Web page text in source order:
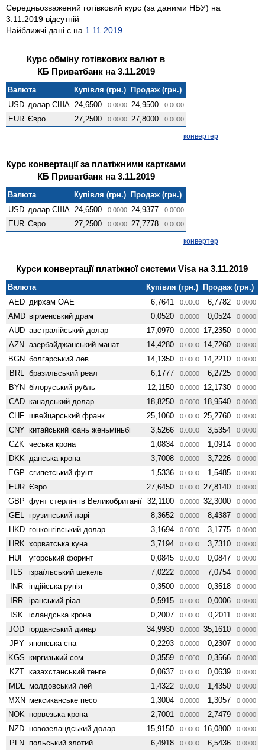
Середньозважений готівковий курс (за даними НБУ) на
3.11.2019 відсутній
Найближчі дані є на 1.11.2019
Курс обміну готівкових валют в
КБ Приватбанк на 3.11.2019
Валюта Купівля (грн.) Продаж (грн.)
USD долар США 24,6500 0.0000 24,9500 0.0000
EUR Євро 27,2500 0.0000 27,8000 0.0000
конвертер
Курс конвертації за платіжними картками
КБ Приватбанк на 3.11.2019
Валюта Купівля (грн.) Продаж (грн.)
USD долар США 24,6500 0.0000 24,9377 0.0000
EUR Євро 27,2500 0.0000 27,7778 0.0000
конвертер
Курси конвертації платіжної системи Visa на 3.11.2019
Валюта Купівля (грн.) Продаж (грн.)
AED дирхам ОАЕ 6,7641 0.0000 6,7782 0.0000
AMD вiрменський драм 0,0520 0.0000 0,0524 0.0000
AUD австралійський долар 17,0970 0.0000 17,2350 0.0000
AZN азербайджанський манат 14,4280 0.0000 14,7260 0.0000
BGN болгарський лев 14,1350 0.0000 14,2210 0.0000
BRL бразильський реал 6,1777 0.0000 6,2725 0.0000
BYN білоруський рубль 12,1150 0.0000 12,1730 0.0000
CAD канадський долар 18,8250 0.0000 18,9540 0.0000
CHF швейцарський франк 25,1060 0.0000 25,2760 0.0000
CNY китайський юань женьмiньбi 3,5266 0.0000 3,5354 0.0000
CZK чеська крона 1,0834 0.0000 1,0914 0.0000
DKK данська крона 3,7008 0.0000 3,7226 0.0000
EGP єгипетський фунт 1,5336 0.0000 1,5485 0.0000
EUR Євро 27,6450 0.0000 27,8140 0.0000
GBP фунт стерлінгів Велико­британії 32,1100 0.0000 32,3000 0.0000
GEL грузинський ларі 8,3652 0.0000 8,4387 0.0000
HKD гонконгівський долар 3,1694 0.0000 3,1775 0.0000
HRK хорватська куна 3,7194 0.0000 3,7310 0.0000
HUF угорський форинт 0,0845 0.0000 0,0847 0.0000
ILS ізраїльський шекель 7,0222 0.0000 7,0754 0.0000
INR індійська рупія 0,3500 0.0000 0,3518 0.0000
IRR іранський ріал 0,5915 0.0000 0,0006 0.0000
ISK ісландська крона 0,2007 0.0000 0,2011 0.0000
JOD іорданський динар 34,9930 0.0000 35,1610 0.0000
JPY японська єна 0,2293 0.0000 0,2307 0.0000
KGS киргизький сом 0,3559 0.0000 0,3566 0.0000
KZT казахстанський тенге 0,0637 0.0000 0,0639 0.0000
MDL молдовський лей 1,4322 0.0000 1,4350 0.0000
MXN мексиканське песо 1,3004 0.0000 1,3057 0.0000
NOK норвезька крона 2,7001 0.0000 2,7479 0.0000
NZD ново­зеландський долар 15,9150 0.0000 16,0800 0.0000
PLN польський злотий 6,4918 0.0000 6,5436 0.0000